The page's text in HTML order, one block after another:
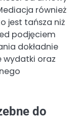
również
jest tańsza niż
podjęciem
dokładnie
wydatki oraz
do